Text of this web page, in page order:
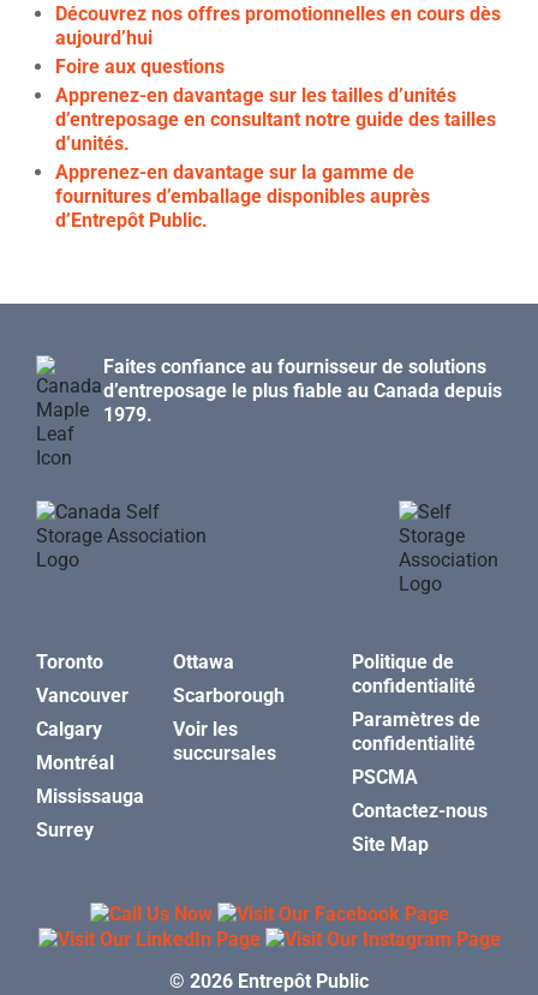
Découvrez nos offres promotionnelles en cours dès
aujourd’hui
Foire aux questions
Apprenez-en davantage sur les tailles d’unités
d’entreposage en consultant notre guide des tailles
d’unités.
Apprenez-en davantage sur la gamme de
fournitures d’emballage disponibles auprès
d’Entrepôt Public.
Faites confiance au fournisseur de solutions
d’entreposage le plus fiable au Canada depuis
1979.
Toronto
Vancouver
Calgary
Montréal
Mississauga
Surrey
Ottawa
Scarborough
Voir les
succursales
Politique de
confidentialité
Paramètres de
confidentialité
PSCMA
Contactez-nous
Site Map
© 2026 Entrepôt Public